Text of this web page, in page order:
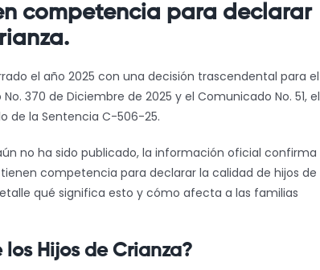
competencia para declarar
el año 2025 con una decisión trascendental para el
370 de Diciembre de 2025 y el Comunicado No. 51, el
de la Sentencia C-506-25.
no ha sido publicado, la información oficial confirma
competencia para declarar la calidad de hijos de
qué significa esto y cómo afecta a las familias
Hijos de Crianza?